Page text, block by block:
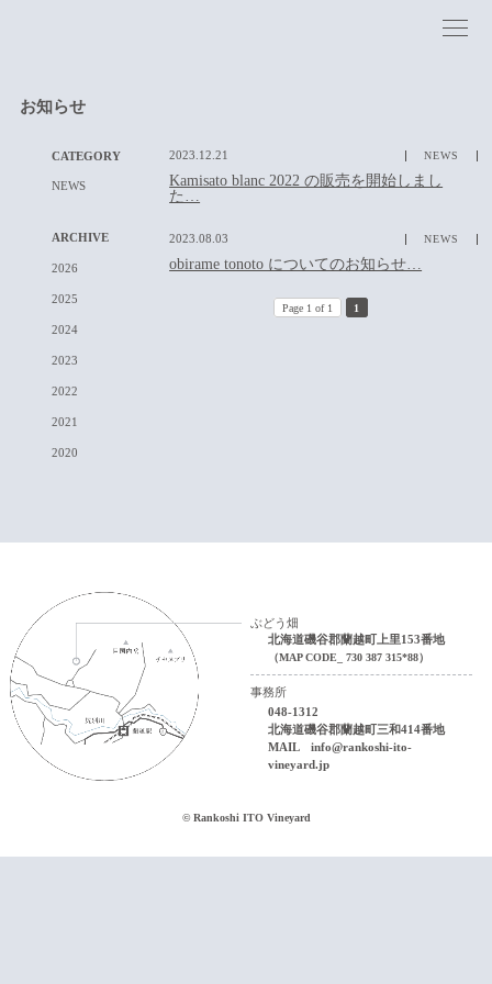
お知らせ
2023.12.21 NEWS
Kamisato blanc 2022 の販売を開始しまし
た…
2023.08.03 NEWS
obirame tonoto についてのお知らせ…
Page 1 of 1 1
CATEGORY
NEWS
ARCHIVE
2026
2025
2024
2023
2022
2021
2020
ぶどう畑
北海道磯谷郡蘭越町上里153番地
（MAP CODE_ 730 387 315*88）
事務所
048-1312
北海道磯谷郡蘭越町三和414番地
MAIL info@rankoshi-ito-
vineyard.jp
© Rankoshi ITO Vineyard